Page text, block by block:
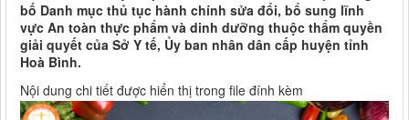
bố Danh mục thủ tục hành chính sửa đổi, bổ sung lĩnh
vực An toàn thực phẩm và dinh dưỡng thuộc thẩm quyền
giải quyết của Sở Y tế, Ủy ban nhân dân cấp huyện tỉnh
Hoà Bình.
Nội dung chi tiết được hiển thị trong file đính kèm